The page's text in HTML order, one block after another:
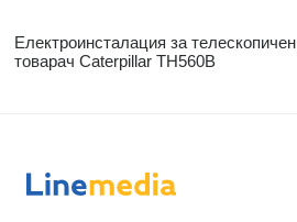
Електроинсталация за телескопичен
товарач Caterpillar TH560B